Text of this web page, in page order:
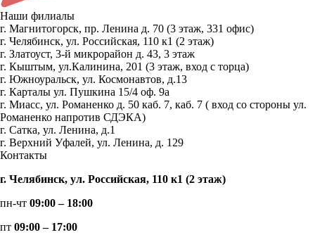
Наши филиалы
г. Магнитогорск, пр. Ленина д. 70 (3 этаж, 331 офис)
г. Челябинск, ул. Российская, 110 к1 (2 этаж)
г. Златоуст, 3-й микрорайон д. 43, 3 этаж
г. Кыштым, ул.Калинина, 201 (3 этаж, вход с торца)
г. Южноуральск, ул. Космонавтов, д.13
г. Карталы ул. Пушкина 15/4 оф. 9а
г. Миасс, ул. Романенко д. 50 каб. 7, каб. 7 ( вход со стороны ул.
Романенко напротив СДЭКА)
г. Сатка, ул. Ленина, д.1
г. Верхний Уфалей, ул. Ленина, д. 129
Контакты
г. Челябинск, ул. Российская, 110 к1 (2 этаж)
пн-чт 09:00 – 18:00
пт 09:00 – 17:00